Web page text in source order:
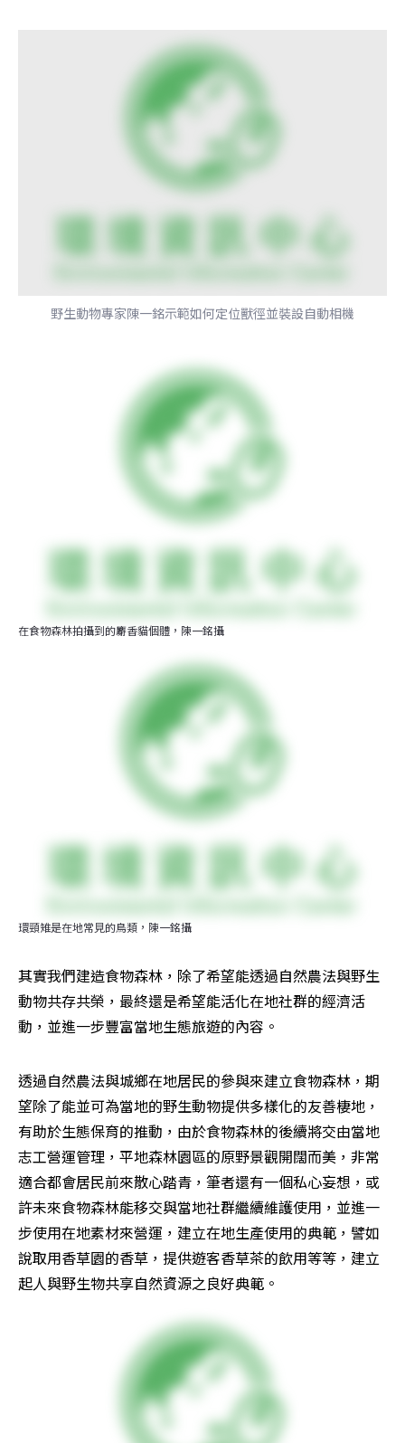
野生動物專家陳一銘示範如何定位獸徑並裝設自動相機
在食物森林拍攝到的麝香貓個體，陳一銘攝
環頸雉是在地常見的鳥類，陳一銘攝
其實我們建造食物森林，除了希望能透過自然農法與野生
動物共存共榮，最終還是希望能活化在地社群的經濟活
動，並進一步豐富當地生態旅遊的內容。
透過自然農法與城鄉在地居民的參與來建立食物森林，期
望除了能並可為當地的野生動物提供多樣化的友善棲地，
有助於生態保育的推動，由於食物森林的後續將交由當地
志工營運管理，平地森林園區的原野景觀開闊而美，非常
適合都會居民前來散心踏青，筆者還有一個私心妄想，或
許未來食物森林能移交與當地社群繼續維護使用，並進一
步使用在地素材來營運，建立在地生產使用的典範，譬如
說取用香草園的香草，提供遊客香草茶的飲用等等，建立
起人與野生物共享自然資源之良好典範。